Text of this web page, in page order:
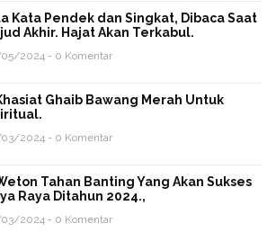
Kata Pendek dan Singkat, Dibaca Saat
Akhir. Hajat Akan Terkabul.
2024 - 0 Komentar
Ghaib Bawang Merah Untuk
2024 - 0 Komentar
Tahan Banting Yang Akan Sukses
Raya Ditahun 2024.,
2024 - 0 Komentar